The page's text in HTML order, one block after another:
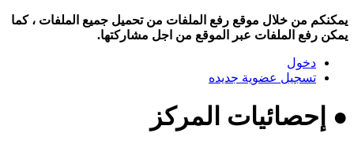
يمكنكم من خلال موقع رفع الملفات من تحميل جميع الملفات ، كما
يمكن رفع الملفات عبر الموقع من اجل مشاركتها.
دخول
تسجيل عضوية جديده
● إحصائيات المركز